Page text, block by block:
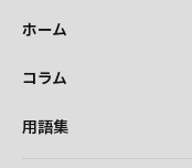
ホーム
コラム
用語集